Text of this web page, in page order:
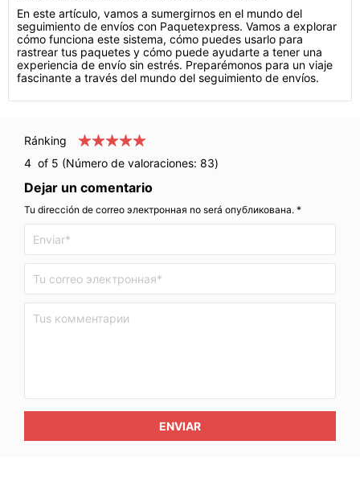
En este artículo, vamos a sumergirnos en el mundo del
seguimiento de envíos con Paquetexpress. Vamos a explorar
cómo funciona este sistema, cómo puedes usarlo para
rastrear tus paquetes y cómo puede ayudarte a tener una
experiencia de envío sin estrés. Preparémonos para un viaje
fascinante a través del mundo del seguimiento de envíos.
Ránking
4 of 5 (Número de valoraciones: 83)
Dejar un comentario
Tu dirección de correo электронная no será опубликована. *
ENVIAR